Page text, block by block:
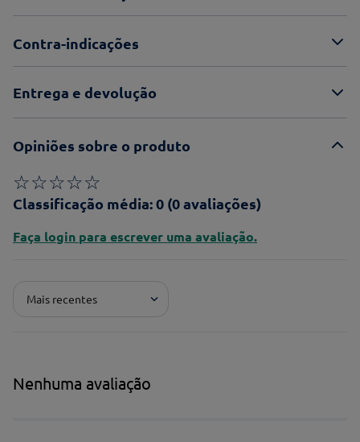
Contra-indicações
Entrega e devolução
Opiniões sobre o produto
☆☆☆☆☆
Classificação média: 0 (0 avaliações)
Faça login para escrever uma avaliação.
Mais recentes
Nenhuma avaliação